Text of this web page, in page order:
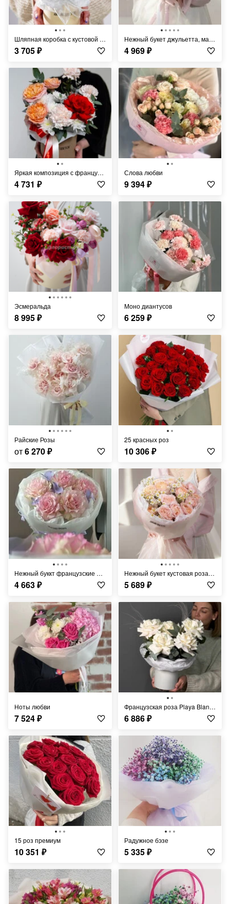
Шляпная коробка с кустовой хризантемой и матрикарией
3 705₽
Нежный букет джульетта, матрикария, кустовая хризантема, диантусы и эвкалипт
4 969₽
Яркая композиция с французской розой, джульеттой, диантусами и хризантемой
4 731 ₽
Слова любви
9 394₽
Эсмеральда
8 995₽
Моно диантусов
6 259₽
Райские Розы
от6 270₽
25 красных роз
10 306₽
Нежный буккт французские розы эсперанса и лавандовый эвкалипт
4 663₽
Нежный букет кустовая роза Джульетта и матрикария
5 689₽
Ноты любви
7 524₽
Французская роза Playa Blanca
6 886₽
15 роз премиум
10 351 ₽
Радужное бэзе
5 335₽